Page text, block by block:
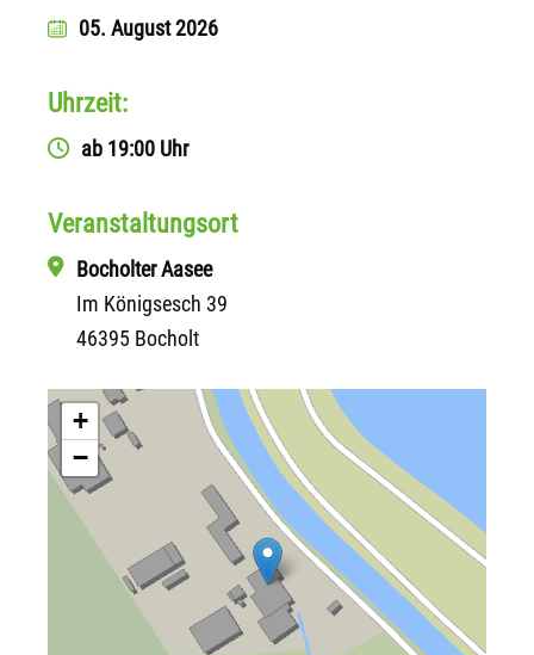
05. August 2026
Uhrzeit:
ab 19:00 Uhr
Veranstaltungsort
Bocholter Aasee
Im Königsesch 39
46395 Bocholt
+
−